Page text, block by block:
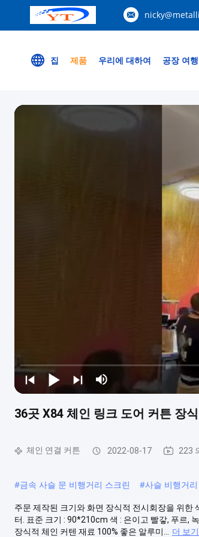
집 제품 우리에 대하여 공장 여행
36곳 X84 체인 링크 도어 커튼 장
체인 연결 커튼 2022-08-17 223
#금속 사슬 문 비행거리 스크린 #사슬 비행거
주문 제작된 크기와 화면 장식적 전시회장을 위한
터. 표준 크기 : 90*210cm 색 : 은이고 빨갛, 푸르,
장식적 체인 커텐 재료 100% 좋은 알루미...
더 보기